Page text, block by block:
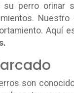
su perro orinar
Aquí
son